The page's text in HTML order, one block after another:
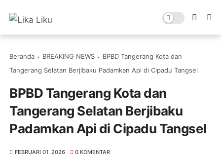
Beranda BREAKING NEWS
BPBD Tangerang Kota dan
Tangerang Selatan Berjibaku Padamkan Api di Cipadu Tangsel
BPBD Tangerang Kota dan
Tangerang Selatan Berjibaku
Padamkan Api di Cipadu Tangsel
FEBRUARI 01, 2026 0 KOMENTAR